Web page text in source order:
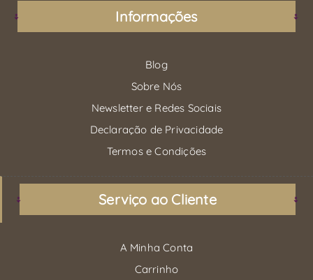
Informações
Blog
Sobre Nós
Newsletter e Redes Sociais
Declaração de Privacidade
Termos e Condições
Serviço ao Cliente
A Minha Conta
Carrinho